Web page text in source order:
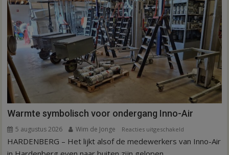
in
Hardenberg
en
Sibculo
Warmte symbolisch voor ondergang Inno-Air
5 augustus 2026 Wim de Jonge Reacties uitgeschakeld
Warmte
HARDENBERG – Het lijkt alsof de medewerkers van Inno-Air